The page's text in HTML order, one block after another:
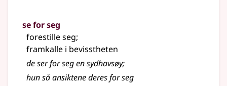
se for seg
forestille seg;
framkalle i bevisstheten
de ser for seg en sydhavsøy;
hun så ansiktene deres for seg